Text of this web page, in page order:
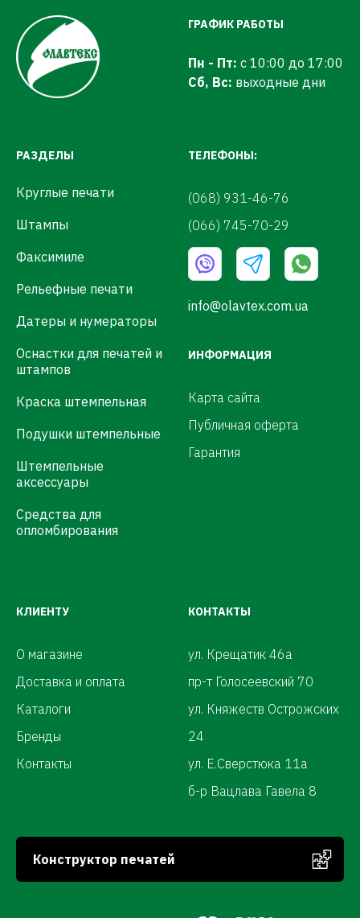
ГРАФИК РАБОТЫ
Пн - Пт: с 10:00 до 17:00
Сб, Вс: выходные дни
РАЗДЕЛЫ
Круглые печати
Штампы
Факсимиле
Рельефные печати
Датеры и нумераторы
Оснастки для печатей и
штампов
Краска штемпельная
Подушки штемпельные
Штемпельные
аксессуары
Средства для
опломбирования
ТЕЛЕФОНЫ:
(068) 931-46-76
(066) 745-70-29
info@olavtex.com.ua
ИНФОРМАЦИЯ
Карта сайта
Публичная оферта
Гарантия
КЛИЕНТУ
О магазине
Доставка и оплата
Каталоги
Бренды
Контакты
КОНТАКТЫ
ул. Крещатик 46а
пр-т Голосеевский 70
ул. Княжеств Острожских
24
ул. Е.Сверстюка 11а
б-р Вацлава Гавела 8
Конструктор печатей